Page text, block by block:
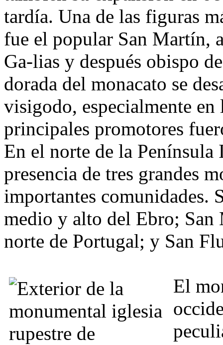
tardía. Una de las figuras
fue el popular San Martín,
Ga-lias y después obispo
dorada del monacato se
visigodo, especialmente
principales promotores
En el norte de la Península
presencia de tres grandes
importantes comunidades.
medio y alto del Ebro;
norte de Portugal; y San
El